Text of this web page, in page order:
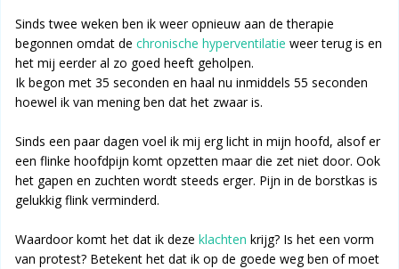
Sinds twee weken ben ik weer opnieuw aan de therapie
begonnen omdat de chronische hyperventilatie weer terug is en
het mij eerder al zo goed heeft geholpen.
Ik begon met 35 seconden en haal nu inmiddels 55 seconden
hoewel ik van mening ben dat het zwaar is.
Sinds een paar dagen voel ik mij erg licht in mijn hoofd, alsof er
een flinke hoofdpijn komt opzetten maar die zet niet door. Ook
het gapen en zuchten wordt steeds erger. Pijn in de borstkas is
gelukkig flink verminderd.
Waardoor komt het dat ik deze klachten krijg? Is het een vorm
van protest? Betekent het dat ik op de goede weg ben of moet